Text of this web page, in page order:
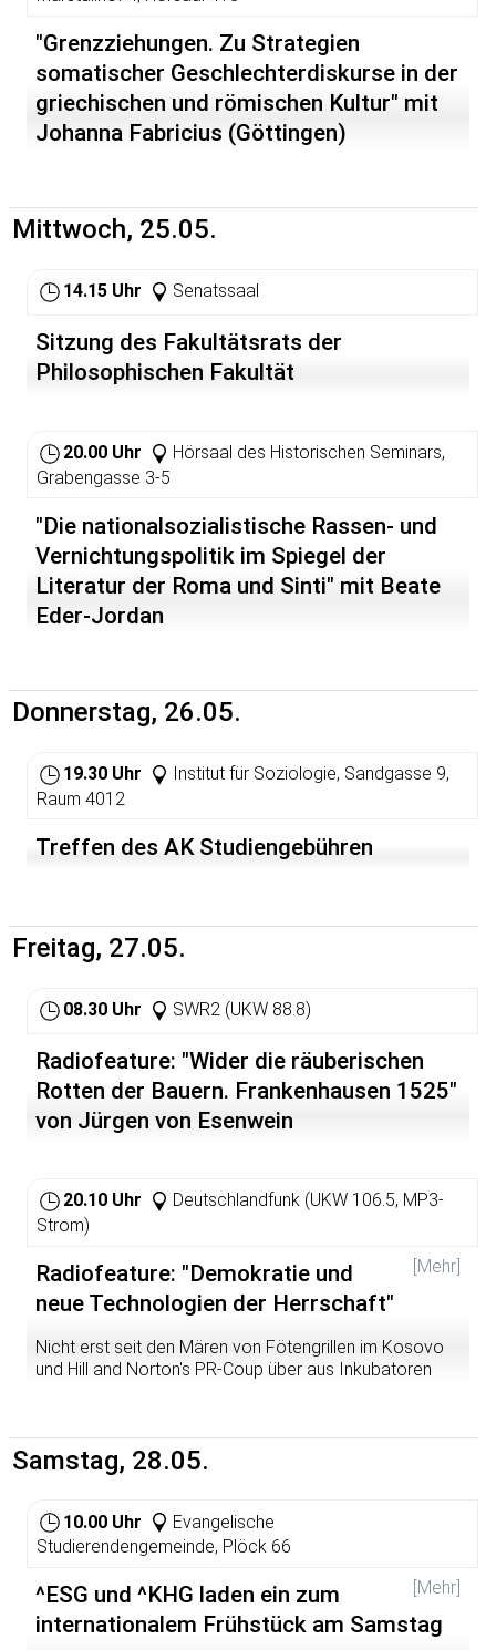
weitere Gewalttaten gegen Kuba
und sein Volk sowie gegen die
Vereinigten Staaten selbst zu
verhindern indem sie recht
sradikale in Süd-Florida
ansässige Terrororganisationen
unterwanderten.
antikubanischen Terrorismus, der
von den USA herbeigeführt wird,
beginnt nicht mit der
Männer. "Mission gegen den
den seit 45 Jahren andauernden,
"unerklärten Krieg" (so ein Ex-
CIA-Agent), der von
Seiten der Straße von Florida
viele Menschenleben kostete.
Protagonisten in diesem blutigen,
verdeckten Krieg zeigt die
Dokumentation, dass das so
genannte 'Land of the Free' [Land
der Freien] eigent-lich ein
Killer der Welt ist. Co-Regisseur
Roberto Ruiz: "Es gibt keine
Rhetorik in der Dokumentation.
nennen die Fakten. Es gibt keine
Welt weitgehend verschwiegen, besonders in
kubanischen Gefühle eines
reaktionären Kerns die Debatte mit der
Stadt unmöglich ist.
"Grenzziehungen. Zu Strategien
somatischer Geschlechterdiskurse in der
griechischen und römischen Kultur" mit
Johanna Fabricius (Göttingen)
Mittwoch, 25.05.
14.15 Uhr Senatssaal
Sitzung des Fakultätsrats der
Philosophischen Fakultät
20.00 Uhr
Hörsaal des Historischen Seminars,
Grabengasse 3-5
"Die nationalsozialistische Rassen- und
Vernichtungspolitik im Spiegel der
Literatur der Roma und Sinti" mit Beate
Eder-Jordan
Donnerstag, 26.05.
19.30 Uhr
Institut für Soziologie, Sandgasse 9,
Raum 4012
Treffen des AK Studiengebühren
Freitag, 27.05.
08.30 Uhr SWR2 (UKW 88.8)
Radiofeature: "Wider die räuberischen
Rotten der Bauern. Frankenhausen 1525"
von Jürgen von Esenwein
20.10 Uhr
Deutschlandfunk (UKW 106.5, MP3-
Strom)
[Mehr]
Radiofeature: "Demokratie und
neue Technologien der Herrschaft"
Nicht erst seit den Mären von Fötengrillen im Kosovo
und Hill and Norton's PR-Coup über aus Inkubatoren
beschäftigt sich mit Strategien kollektiver
Angsterzeugung und gezielter Entpolitisierung
Samstag, 28.05.
10.00 Uhr
Evangelische
Studierendengemeinde, Plöck 66
[Mehr]
^ESG und ^KHG laden ein zum
internationalem Frühstück am Samstag